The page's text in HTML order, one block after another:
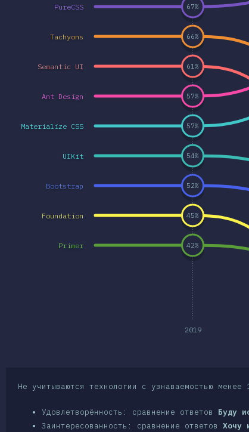
2019
Bootstrap
Materialize CSS
Ant Design
Semantic UI
Foundation
UIKit
Tachyons
Primer
PureCSS
52%
57%
57%
61%
45%
54%
66%
42%
67%
Не учитываются технологии с узнаваемостью
Удовлетворённость: сравнение ответов Буду
Заинтересованность: сравнение ответов Хочу